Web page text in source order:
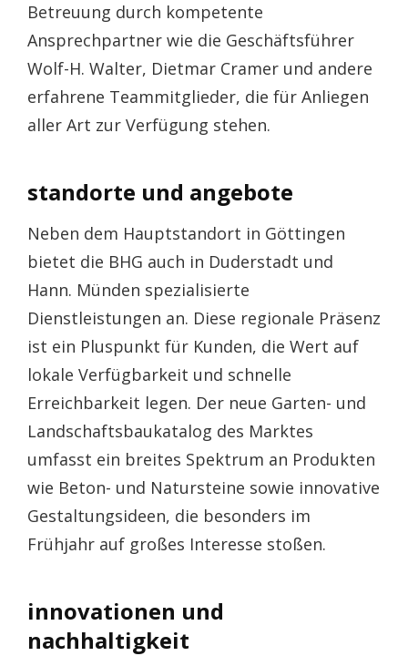
Betreuung durch kompetente
Ansprechpartner wie die Geschäftsführer
Wolf-H. Walter, Dietmar Cramer und andere
erfahrene Teammitglieder, die für Anliegen
aller Art zur Verfügung stehen.
standorte und angebote
Neben dem Hauptstandort in Göttingen
bietet die BHG auch in Duderstadt und
Hann. Münden spezialisierte
Dienstleistungen an. Diese regionale Präsenz
ist ein Pluspunkt für Kunden, die Wert auf
lokale Verfügbarkeit und schnelle
Erreichbarkeit legen. Der neue Garten- und
Landschaftsbaukatalog des Marktes
umfasst ein breites Spektrum an Produkten
wie Beton- und Natursteine sowie innovative
Gestaltungsideen, die besonders im
Frühjahr auf großes Interesse stoßen.
innovationen und
nachhaltigkeit